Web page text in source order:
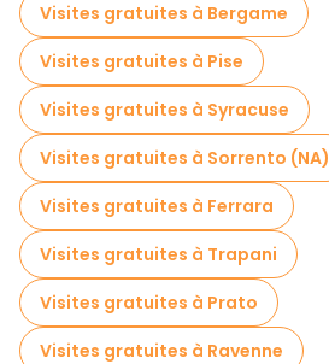
Visites gratuites à Bergame
Visites gratuites à Pise
Visites gratuites à Syracuse
Visites gratuites à Sorrento (NA)
Visites gratuites à Ferrara
Visites gratuites à Trapani
Visites gratuites à Prato
Visites gratuites à Ravenne